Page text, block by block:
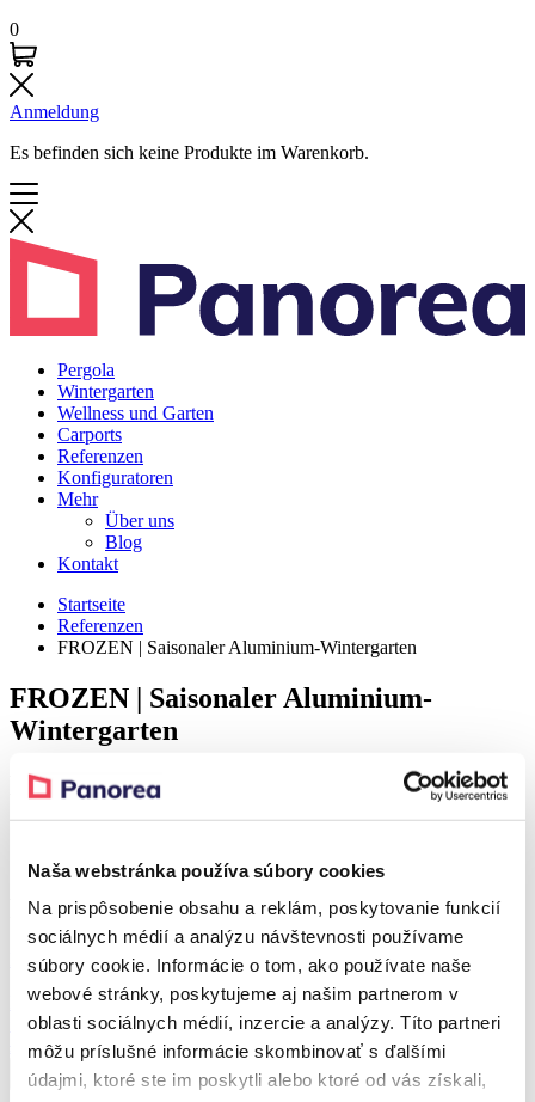
Naša webstránka používa súbory cookies
Na prispôsobenie obsahu a reklám, poskytovanie funkcií
sociálnych médií a analýzu návštevnosti používame
súbory cookie. Informácie o tom, ako používate naše
webové stránky, poskytujeme aj našim partnerom v
oblasti sociálnych médií, inzercie a analýzy. Títo partneri
môžu príslušné informácie skombinovať s ďalšími
údajmi, ktoré ste im poskytli alebo ktoré od vás získali,
0
Anmeldung
Es befinden sich keine Produkte im Warenkorb.
Pergola
Wintergarten
Wellness und Garten
Carports
Referenzen
Konfiguratoren
Mehr
Über uns
Blog
Kontakt
Startseite
Referenzen
FROZEN | Saisonaler Aluminium-Wintergarten
FROZEN | Saisonaler Aluminium-
Wintergarten
Detail
Produkt aus der Referenz
Rabatt 38 %
FROZEN
Saisonaler Aluminium-Wintergarten
Ab10.754,42€Ab 6.721,42€